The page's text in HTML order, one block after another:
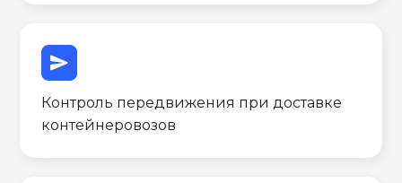
send
Контроль передвижения при доставке
контейнеровозов